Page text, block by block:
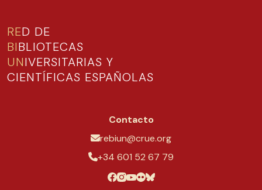
RED DE
BIBLIOTECAS
UNIVERSITARIAS Y
CIENTÍFICAS ESPAÑOLAS
Contacto
rebiun@crue.org
+34 601 52 67 79